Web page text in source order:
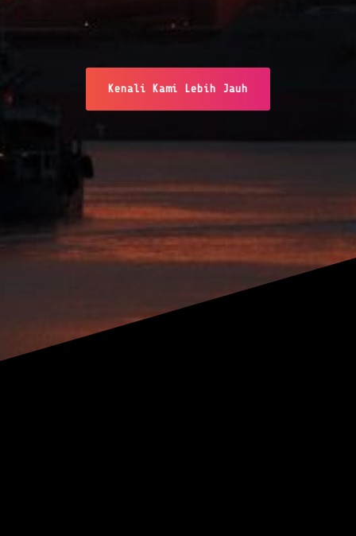
Kenali Kami Lebih Jauh